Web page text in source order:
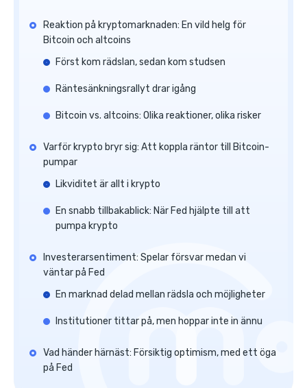
Reaktion på kryptomarknaden: En vild helg för
Bitcoin och altcoins
Först kom rädslan, sedan kom studsen
Räntesänkningsrallyt drar igång
Bitcoin vs. altcoins: Olika reaktioner, olika risker
Varför krypto bryr sig: Att koppla räntor till Bitcoin-
pumpar
Likviditet är allt i krypto
En snabb tillbakablick: När Fed hjälpte till att
pumpa krypto
Investerarsentiment: Spelar försvar medan vi
väntar på Fed
En marknad delad mellan rädsla och möjligheter
Institutioner tittar på, men hoppar inte in ännu
Vad händer härnäst: Försiktig optimism, med ett öga
på Fed